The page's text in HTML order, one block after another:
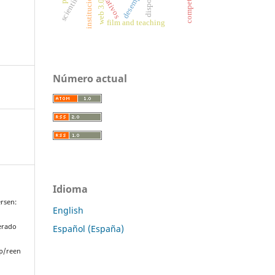
reen
film and teaching
web 3.0
Número actual
Idioma
English
Español (España)